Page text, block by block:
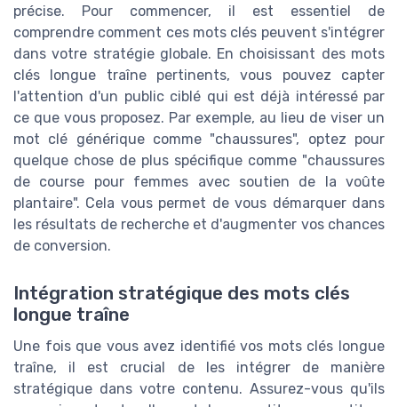
précise. Pour commencer, il est essentiel de
comprendre comment ces mots clés peuvent s'intégrer
dans votre stratégie globale. En choisissant des mots
clés longue traîne pertinents, vous pouvez capter
l'attention d'un public ciblé qui est déjà intéressé par
ce que vous proposez. Par exemple, au lieu de viser un
mot clé générique comme "chaussures", optez pour
quelque chose de plus spécifique comme "chaussures
de course pour femmes avec soutien de la voûte
plantaire". Cela vous permet de vous démarquer dans
les résultats de recherche et d'augmenter vos chances
de conversion.
Intégration stratégique des mots clés
longue traîne
Une fois que vous avez identifié vos mots clés longue
traîne, il est crucial de les intégrer de manière
stratégique dans votre contenu. Assurez-vous qu'ils